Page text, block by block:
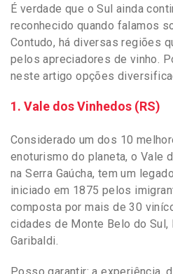
É verdade que o Sul ainda
reconhecido quando falamos
Contudo, há diversas regiões
pelos apreciadores de vinho.
neste artigo opções
1. Vale dos Vinhedos (RS)
Considerado um dos 10
enoturismo do planeta, o Vale
na Serra Gaúcha, tem um
iniciado em 1875 pelos
composta por mais de 30
cidades de Monte Belo do Sul,
Garibaldi.
Posso garantir: a experiência,